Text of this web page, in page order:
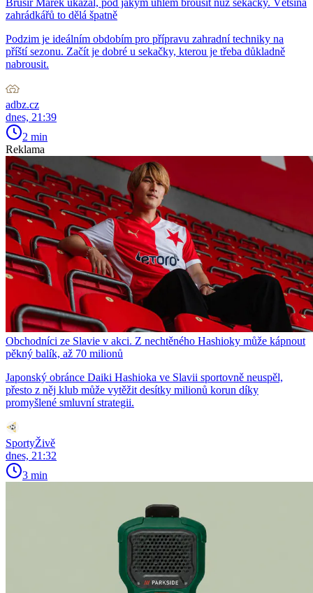
zahrádkářů to dělá špatně
Podzim je ideálním obdobím pro přípravu zahradní techniky na
příští sezonu. Začít je dobré u sekačky, kterou je třeba důkladně
nabrousit.
adbz.cz
dnes, 21:39
2 min
Reklama
Obchodníci ze Slavie v akci. Z nechtěného Hashioky může kápnout
pěkný balík, až 70 milionů
Japonský obránce Daiki Hashioka ve Slavii sportovně neuspěl,
přesto z něj klub může vytěžit desítky milionů korun díky
promyšlené smluvní strategii.
SportyŽivě
dnes, 21:32
3 min